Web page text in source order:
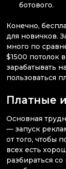
ботового.
Конечно,
для новичков.
много по
$1500 потолок
зарабатывать
пользоваться
Платные
Основная
— запуск
от того, чтобы
всех есть
разбираться